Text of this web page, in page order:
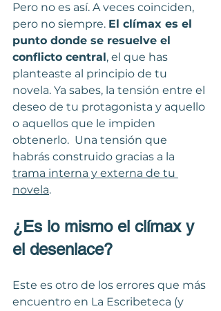
Pero no es así. A veces coinciden,
pero no siempre. El clímax es el
punto donde se resuelve el
conflicto central, el que has
planteaste al principio de tu
novela. Ya sabes, la tensión entre el
deseo de tu protagonista y aquello
o aquellos que le impiden
obtenerlo.  Una tensión que
habrás construido gracias a la
trama interna y externa de tu
novela.
¿Es lo mismo el clímax y
el desenlace?
Este es otro de los errores que más
encuentro en La Escribeteca (y